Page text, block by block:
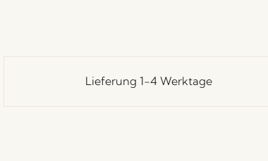
Lieferung 1-4 Werktage